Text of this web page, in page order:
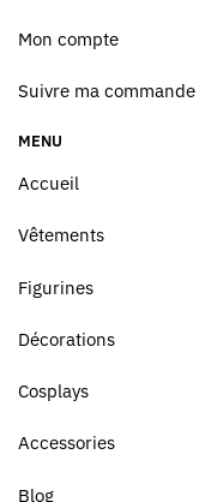
Mon compte
Suivre ma commande
MENU
Accueil
Vêtements
Figurines
Décorations
Cosplays
Accessories
Blog